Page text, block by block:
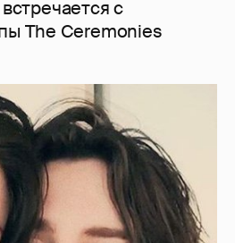
с
The Ceremonies